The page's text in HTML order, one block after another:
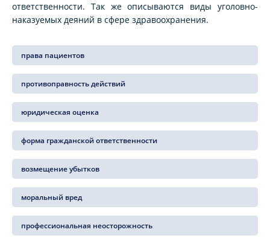
ответственности. Так же описываются виды уголовно-
наказуемых деяний в сфере здравоохранения.
права пациентов
противоправность действий
юридическая оценка
форма гражданской ответственности
возмещение убытков
моральный вред
профессиональная неосторожность